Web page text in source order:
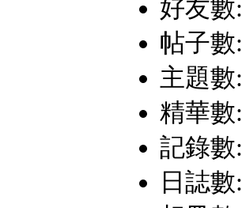
好友數:
帖子數:
主題數:
精華數:
記錄數:
日誌數: